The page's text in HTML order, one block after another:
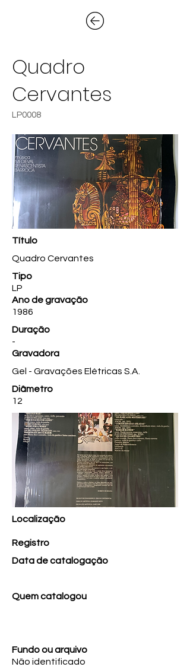
Quadro
Cervantes
LP0008
Título
Quadro Cervantes
Tipo
LP
Ano de gravação
1986
Duração
-
Gravadora
Gel - Gravações Elétricas S.A.
Diâmetro
12
Localização
Registro
Data de catalogação
Quem catalogou
Fundo ou arquivo
Não identificado